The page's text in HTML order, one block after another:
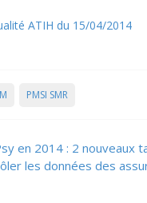
ATIH du 15/04/2014
PMSI SMR
en 2014 : 2 nouveaux
les données des